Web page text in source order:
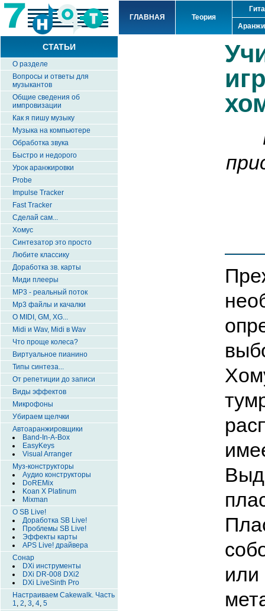
ГЛАВНАЯ Теория
СТАТЬИ
О разделе
Вопросы и ответы для
музыкантов
Общие сведения об
импровизации
Как я пишу музыку
Музыка на компьютере
Обработка звука
Быстро и недорого
Урок аранжировки
Probe
Impulse Tracker
Fast Tracker
Сделай сам...
Хомус
Синтезатор это просто
Любите классику
Доработка зв. карты
Миди плееры
MP3 - реальный поток
Mp3 файлы и качалки
О MIDI, GM, XG...
Midi и Wav, Midi в Wav
Что проще колеса?
Виртуальное пианино
Типы синтеза...
От репетиции до записи
Виды эффектов
Микрофоны
Убираем щелчки
Автоаранжировщики
Band-In-A-Box
EasyKeys
Visual Arranger
Муз-конструкторы
Аудио конструкторы
DoREMix
Koan X Platinum
Mixman
О SB Live!
Доработка SB Live!
Проблемы SB Live!
Эффекты карты
APS Live! драйвера
Сонар
DXi инструменты
DXi DR-008 DXi2
DXi LiveSinth Pro
Настраиваем Cakewalk. Часть
1, 2, 3, 4, 5